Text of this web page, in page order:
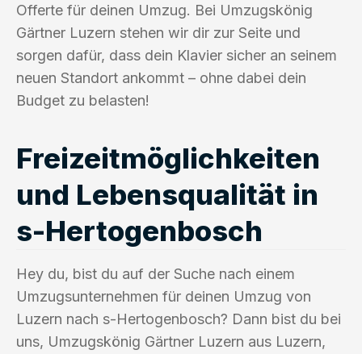
Offerte für deinen Umzug. Bei Umzugskönig
Gärtner Luzern stehen wir dir zur Seite und
sorgen dafür, dass dein Klavier sicher an seinem
neuen Standort ankommt – ohne dabei dein
Budget zu belasten!
Freizeitmöglichkeiten
und Lebensqualität in
s-Hertogenbosch
Hey du, bist du auf der Suche nach einem
Umzugsunternehmen für deinen Umzug von
Luzern nach s-Hertogenbosch? Dann bist du bei
uns, Umzugskönig Gärtner Luzern aus Luzern,